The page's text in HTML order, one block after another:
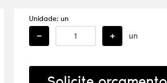
Unidade: un
un